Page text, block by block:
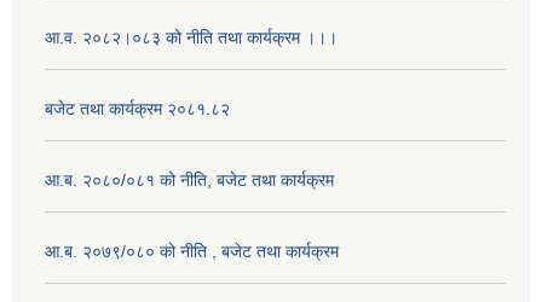
आ.व. २०८२।०८३ को नीति तथा कार्यक्रम ।।।
बजेट तथा कार्यक्रम २०८१.८२
आ.ब. २०८०/०८१ को नीति, बजेट तथा कार्यक्रम
आ.ब. २०७९/०८० को नीति , बजेट तथा कार्यक्रम